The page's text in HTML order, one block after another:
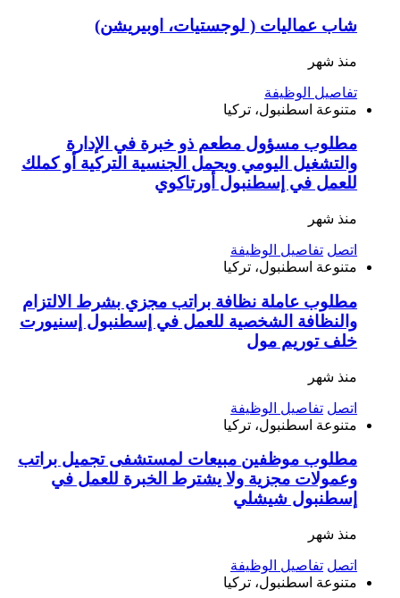
شاب عماليات ( لوجستيات، اوبيريشن)
منذ شهر
تفاصيل الوظيفة
متنوعة اسطنبول، تركيا
مطلوب مسؤول مطعم ذو خبرة في الإدارة
والتشغيل اليومي ويحمل الجنسية التركية أو كملك
للعمل في إسطنبول أورتاكوي
منذ شهر
اتصل تفاصيل الوظيفة
متنوعة اسطنبول، تركيا
مطلوب عاملة نظافة براتب مجزي بشرط الالتزام
والنظافة الشخصية للعمل في إسطنبول إسنيورت
خلف توريم مول
منذ شهر
اتصل تفاصيل الوظيفة
متنوعة اسطنبول، تركيا
مطلوب موظفين مبيعات لمستشفى تجميل براتب
وعمولات مجزية ولا يشترط الخبرة للعمل في
إسطنبول شيشلي
منذ شهر
اتصل تفاصيل الوظيفة
متنوعة اسطنبول، تركيا